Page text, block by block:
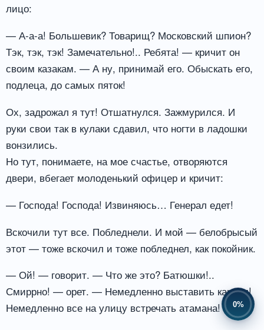
лицо:
— А-а-а! Большевик? Товарищ? Московский шпион?
Тэк, тэк, тэк! Замечательно!.. Ребята! — кричит он
своим казакам. — А ну, принимай его. Обыскать его,
подлеца, до самых пяток!
Ох, задрожал я тут! Отшатнулся. Зажмурился. И
руки свои так в кулаки сдавил, что ногти в ладошки
вонзились.
Но тут, понимаете, на мое счастье, отворяются
двери, вбегает молоденький офицер и кричит:
— Господа! Господа! Извиняюсь… Генерал едет!
Вскочили тут все. Побледнели. И мой — белобрысый
этот — тоже вскочил и тоже побледнел, как покойник.
— Ой! — говорит. — Что же это? Батюшки!..
Смиррно! — орет. — Немедленно выставить караул!
Немедленно все на улицу встречать атамана! Живо!
0%